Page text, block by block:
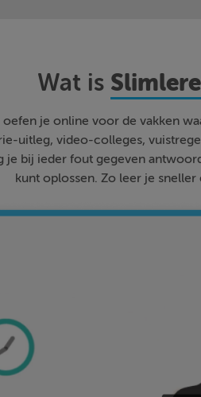
Wat is
je online voor de vakken
uitleg, video-colleges,
je bij ieder fout gegeven
kunt oplossen. Zo leer je